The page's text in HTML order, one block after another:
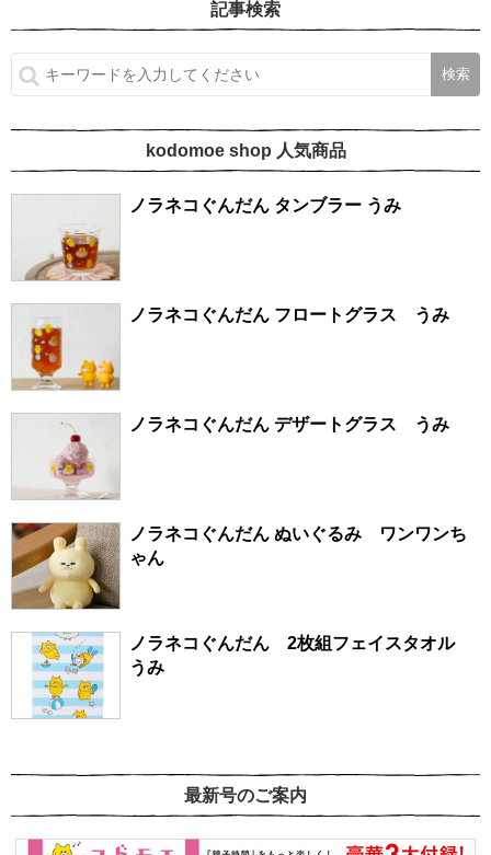
記事検索
kodomoe shop 人気商品
ノラネコぐんだん タンブラー うみ
ノラネコぐんだん フロートグラス うみ
ノラネコぐんだん デザートグラス うみ
ノラネコぐんだん ぬいぐるみ ワンワンち
ゃん
ノラネコぐんだん 2枚組フェイスタオル
うみ
最新号のご案内